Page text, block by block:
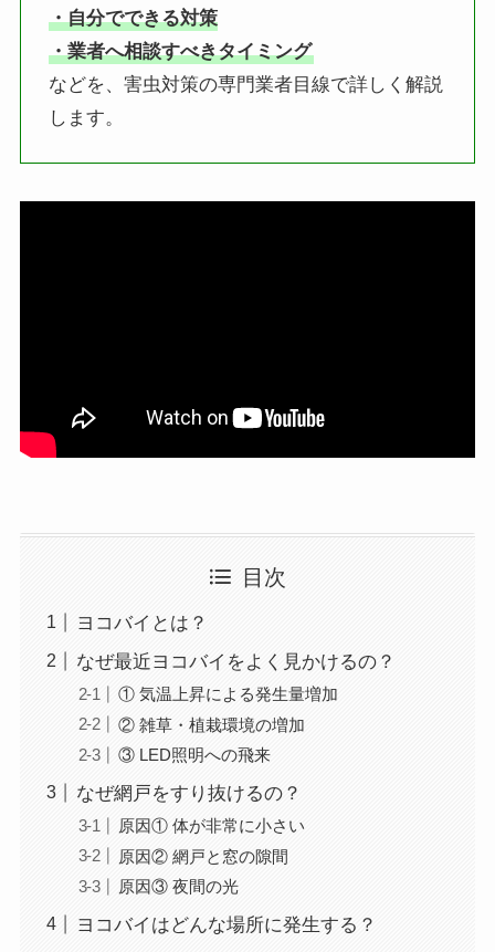
・自分でできる対策
・業者へ相談すべきタイミング
などを、害虫対策の専門業者目線で詳しく解説
します。
目次
ヨコバイとは？
なぜ最近ヨコバイをよく見かけるの？
① 気温上昇による発生量増加
② 雑草・植栽環境の増加
③ LED照明への飛来
なぜ網戸をすり抜けるの？
原因① 体が非常に小さい
原因② 網戸と窓の隙間
原因③ 夜間の光
ヨコバイはどんな場所に発生する？